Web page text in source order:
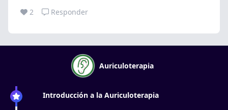
2 Responder
Auriculoterapia
Introducción a la Auriculoterapia